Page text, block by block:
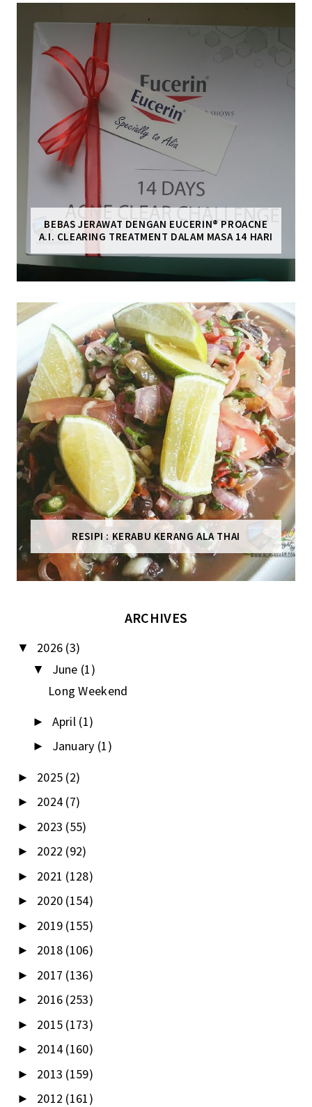
BEBAS JERAWAT DENGAN EUCERIN® PROACNE
A.I. CLEARING TREATMENT DALAM MASA 14 HARI
RESIPI : KERABU KERANG ALA THAI
ARCHIVES
▼ 2026 (3)
▼ June (1)
Long Weekend
► April (1)
► January (1)
► 2025 (2)
► 2024 (7)
► 2023 (55)
► 2022 (92)
► 2021 (128)
► 2020 (154)
► 2019 (155)
► 2018 (106)
► 2017 (136)
► 2016 (253)
► 2015 (173)
► 2014 (160)
► 2013 (159)
► 2012 (161)